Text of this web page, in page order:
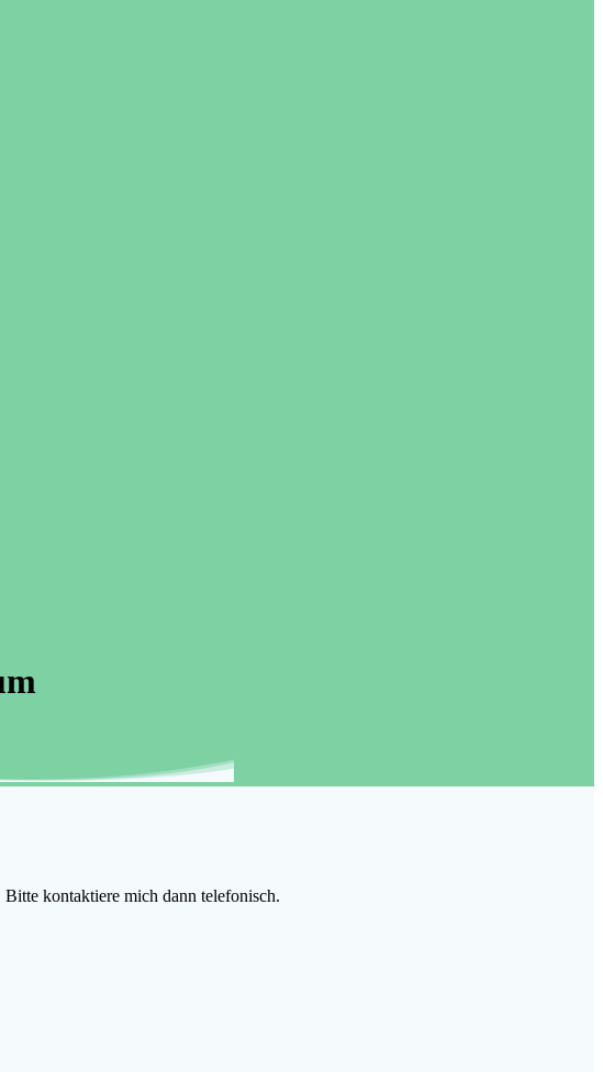
kontaktiere mich dann telefonisch.